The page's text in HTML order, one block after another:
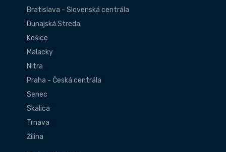
Bratislava - Slovenská centrála
Dunajská Streda
Košice
Malacky
Nitra
Praha - Česká centrála
Senec
Skalica
Trnava
Žilina